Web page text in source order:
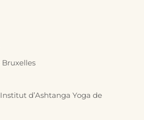
Bruxelles
d’Ashtanga Yoga de